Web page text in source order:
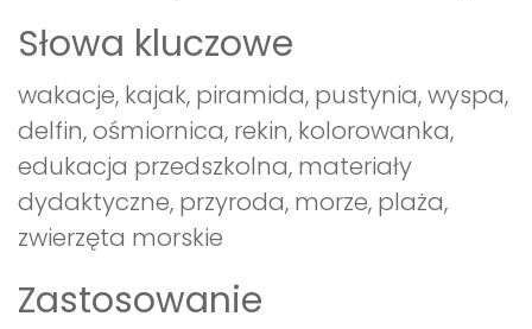
Słowa kluczowe
wakacje, kajak, piramida, pustynia, wyspa,
delfin, ośmiornica, rekin, kolorowanka,
edukacja przedszkolna, materiały
dydaktyczne, przyroda, morze, plaża,
zwierzęta morskie
Zastosowanie